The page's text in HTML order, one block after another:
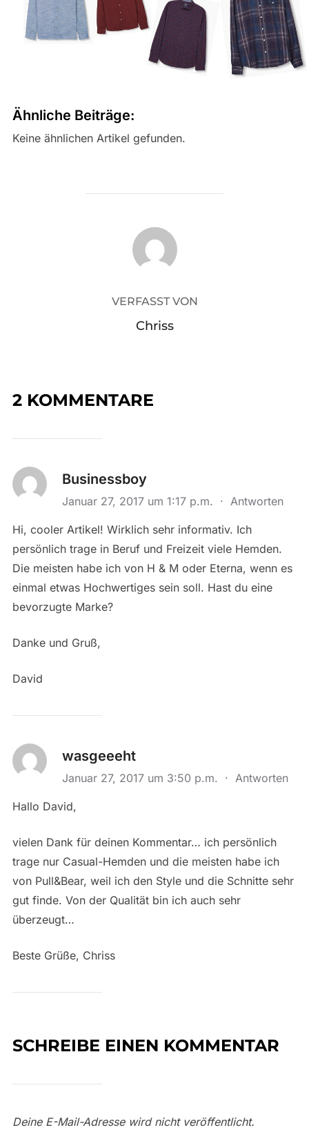
Ähnliche Beiträge:
Keine ähnlichen Artikel gefunden.
BEITRAGSAUTOR
VERFASST VON
Chriss
2 KOMMENTARE
Businessboy
Januar 27, 2017 um 1:17 p.m. · Antworten
Hi, cooler Artikel! Wirklich sehr informativ. Ich
persönlich trage in Beruf und Freizeit viele Hemden.
Die meisten habe ich von H & M oder Eterna, wenn es
einmal etwas Hochwertiges sein soll. Hast du eine
bevorzugte Marke?
Danke und Gruß,
David
wasgeeeht
Januar 27, 2017 um 3:50 p.m. · Antworten
Hallo David,
vielen Dank für deinen Kommentar… ich persönlich
trage nur Casual-Hemden und die meisten habe ich
von Pull&Bear, weil ich den Style und die Schnitte sehr
gut finde. Von der Qualität bin ich auch sehr
überzeugt…
Beste Grüße, Chriss
SCHREIBE EINEN KOMMENTAR
Deine E-Mail-Adresse wird nicht veröffentlicht.